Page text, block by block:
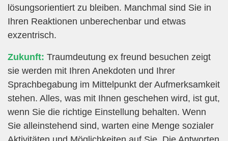
lösungsorientiert zu bleiben. Manchmal sind Sie in
Ihren Reaktionen unberechenbar und etwas
exzentrisch.
Zukunft: Traumdeutung ex freund besuchen zeigt
sie werden mit Ihren Anekdoten und Ihrer
Sprachbegabung im Mittelpunkt der Aufmerksamkeit
stehen. Alles, was mit Ihnen geschehen wird, ist gut,
wenn Sie die richtige Einstellung behalten. Wenn
Sie alleinstehend sind, warten eine Menge sozialer